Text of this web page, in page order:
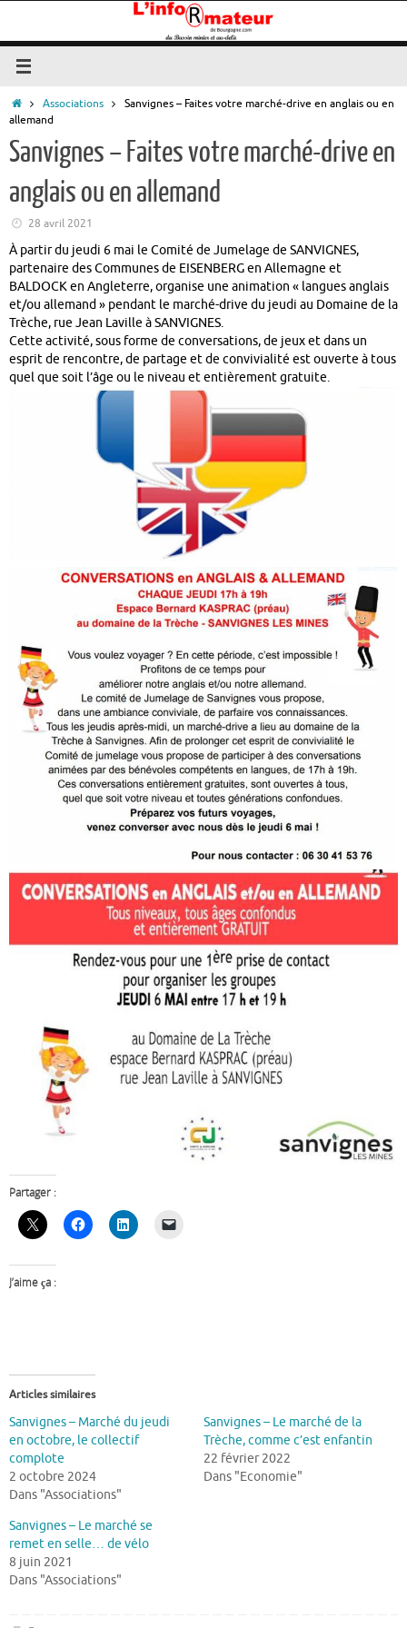
contenu
Accueil
Associations
Sanvignes – Faites votre marché-drive en anglais ou en
allemand
Sanvignes – Faites votre marché-drive en
anglais ou en allemand
28 avril 2021
À partir du jeudi 6 mai le Comité de Jumelage de SANVIGNES,
partenaire des Communes de EISENBERG en Allemagne et
BALDOCK en Angleterre, organise une animation « langues anglais
et/ou allemand » pendant le marché-drive du jeudi au Domaine de la
Trèche, rue Jean Laville à SANVIGNES.
Cette activité, sous forme de conversations, de jeux et dans un
esprit de rencontre, de partage et de convivialité est ouverte à tous
quel que soit l’âge ou le niveau et entièrement gratuite.
Partager :
J’aime ça :
Articles similaires
Sanvignes – Marché du jeudi
en octobre, le collectif
complote
2 octobre 2024
Dans "Associations"
Sanvignes – Le marché de la
Trèche, comme c’est enfantin
22 février 2022
Dans "Economie"
Sanvignes – Le marché se
remet en selle… de vélo
8 juin 2021
Dans "Associations"